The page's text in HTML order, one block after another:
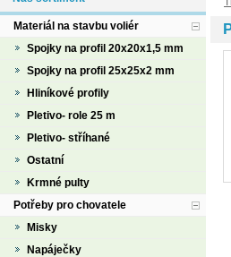
Materiál na stavbu voliér
Spojky na profil 20x20x1,5 mm
Spojky na profil 25x25x2 mm
Hliníkové profily
Pletivo- role 25 m
Pletivo- stříhané
Ostatní
Krmné pulty
Potřeby pro chovatele
Misky
Napáječky